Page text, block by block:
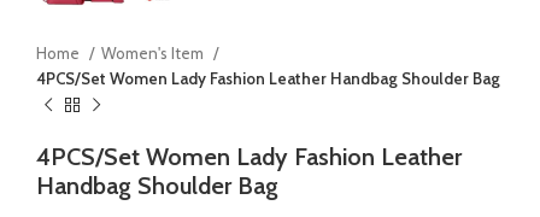
Home
Women's Item
4PCS/Set Women Lady Fashion Leather Handbag Shoulder Bag
4PCS/Set Women Lady Fashion Leather
Handbag Shoulder Bag